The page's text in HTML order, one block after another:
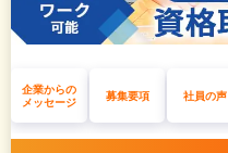
企業からの
メッセージ
募集要項 社員の声